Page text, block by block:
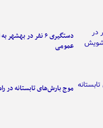
دستگیری ۶ نفر در
عمومی
موج بارش‌های تابستانه در راه ۱۱